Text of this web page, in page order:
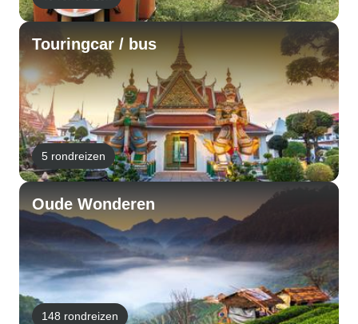
Touringcar / bus
5 rondreizen
Oude Wonderen
148 rondreizen